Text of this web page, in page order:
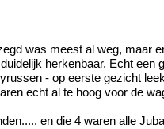
was meest al weg,
herkenbaar. Echt een
- op eerste gezicht
echt al te hoog voor de
en die 4 waren alle